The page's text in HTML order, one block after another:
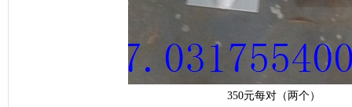
350元每对（两个）